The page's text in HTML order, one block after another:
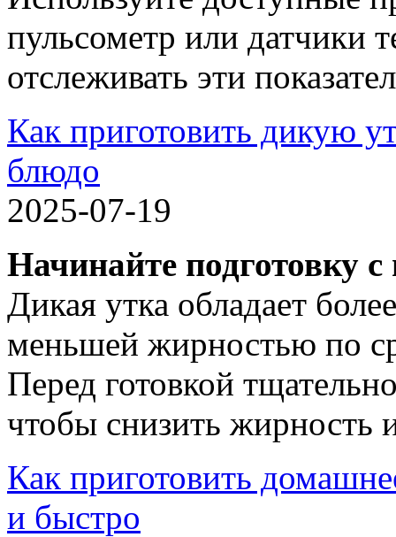
пульсометр или датчики
отслеживать эти
Как приготовить дикую
блюдо
2025-07-19
Начинайте подготовку
Дикая утка обладает
меньшей жирностью по
Перед готовкой
чтобы снизить жирность
Как приготовить
и быстро